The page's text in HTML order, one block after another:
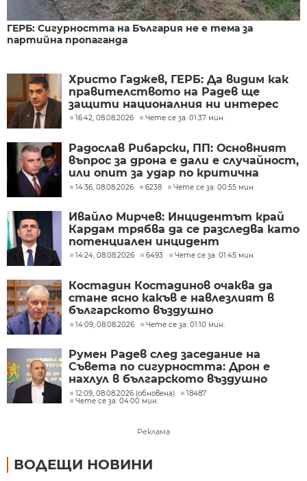
ГЕРБ: Сигурността на България не е тема за
партийна пропаганда
Христо Гаджев, ГЕРБ: Да видим как
правителството на Радев ще
защити националния ни интерес
16:42, 08.08.2026 Чете се за: 01:37 мин.
Радослав Рибарски, ПП: Основният
въпрос за дрона е дали е случайност,
или опит за удар по критична
инфраструктура
14:36, 08.08.2026 6238 Чете се за: 00:55 мин.
Ивайло Мирчев: Инцидентът край
Кардам трябва да се разследва като
потенциален инцидент
14:24, 08.08.2026 6493 Чете се за: 01:45 мин.
Костадин Костадинов очаква да
стане ясно какъв е навлезлият в
българското въздушно
пространство дрон
14:09, 08.08.2026 Чете се за: 01:10 мин.
Румен Радев след заседание на
Съвета по сигурността: Дрон е
нахлул в българското въздушно
пространство
12:09, 08.08.2026 (обновена)
18487
Чете се за: 04:00 мин.
Реклама
ВОДЕЩИ НОВИНИ